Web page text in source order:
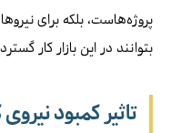
پروژه‌هاست، بلکه برای
بتوانند در این بازار کار
تاثیر کمبود